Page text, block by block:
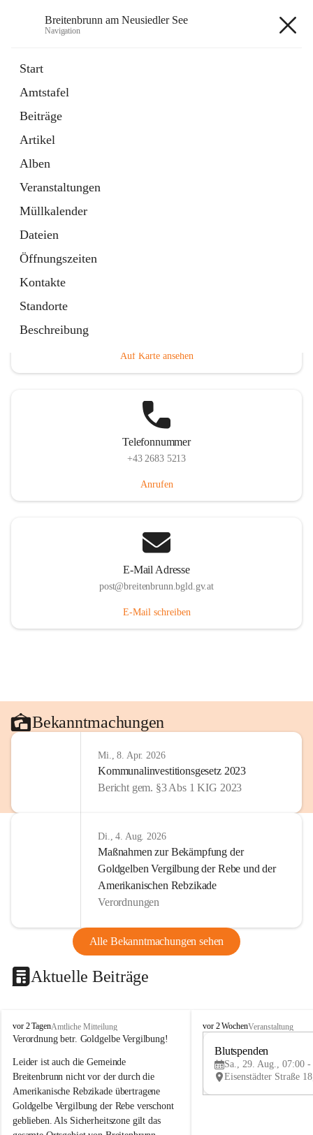
Breitenbrunn am Neusiedler See
Navigation
Start
Amtstafel
Beiträge
Artikel
Alben
Veranstaltungen
Müllkalender
Dateien
Öffnungszeiten
Kontakte
Standorte
Beschreibung
18 Schnellzugriffe
Gemeindeservice
Auf Karte ansehen
Telefonnummer
+43 2683 5213
Anrufen
E-Mail Adresse
post@breitenbrunn.bgld.gv.at
E-Mail schreiben
Bekanntmachungen
Mi., 8. Apr. 2026
Kommunalinvestitionsgesetz 2023
Bericht gem. §3 Abs 1 KIG 2023
Di., 4. Aug. 2026
Maßnahmen zur Bekämpfung der
Goldgelben Vergilbung der Rebe und der
Amerikanischen Rebzikade
Verordnungen
Alle Bekanntmachungen sehen
Aktuelle Beiträge
B
r
i
t
e
n
b
r
vor 2 TagenAmtliche Mitteilung
Verordnung betr. Goldgelbe Vergilbung!
Leider ist auch die Gemeinde
Breitenbrunn nicht vor der durch die
Amerikanische Rebzikade übertragene
Goldgelbe Vergilbung der Rebe verschont
geblieben. Als Sicherheitszone gilt das
B
e
vor 2 WochenVeranstaltung
Blutspenden
Sa., 29. Aug., 07:00 -